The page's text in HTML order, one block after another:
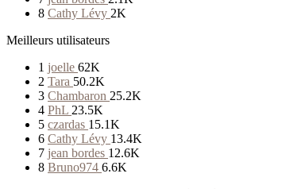
8 Cathy Lévy 2K
Meilleurs utilisateurs
1 joelle 62K
2 Tara 50.2K
3 Chambaron 25.2K
4 PhL 23.5K
5 czardas 15.1K
6 Cathy Lévy 13.4K
7 jean bordes 12.6K
8 Bruno974 6.6K